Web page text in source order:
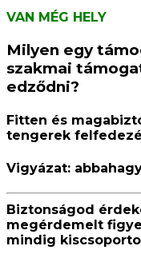
VAN MÉG HELY
Milyen egy
szakmai
edződni?
Fitten és
tengerek
Vigyázat:
Biztonságod
megérdemelt
mindig